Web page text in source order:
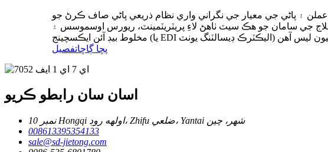
۽ پاڻي جي معيار جي نگراني واري نظام ذريعي پاڻي صاف ڪرڻ جو
جي سامان جو هڪ سيٽ ٺاهڻ لاءِ پريٽريٽمينٽ، ريورس اوسموسس ۽
پڇا ڳاڇاتفصيل
اسان سان رابطو ڪريو
نمبر 10 Hongqi اولهه روڊ، Zhifu ضلعي، Yantai شهر، چين
008613395354133
sale@sd-jietong.com